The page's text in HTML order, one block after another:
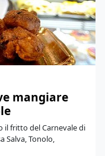
mangiare
il fritto del Carnevale di
Salva, Tonolo,